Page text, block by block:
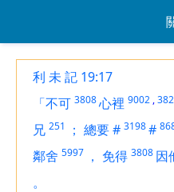
利 未 記 19:17
「不可 3808心裡 9002 ,
兄 251 ； 總要# 3198#
鄰舍 5997 ， 免得 3808 因
。